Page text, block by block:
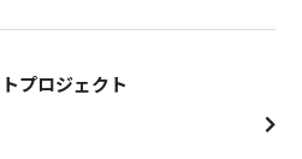
プロジェクト